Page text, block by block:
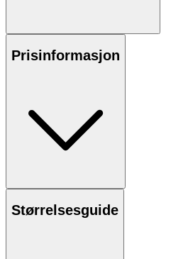
Prisinformasjon
Størrelsesguide